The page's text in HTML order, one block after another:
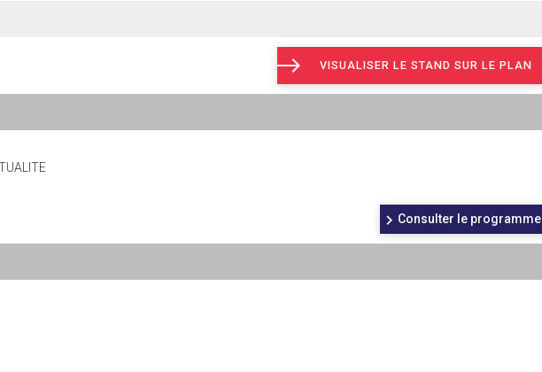
VISUALISER LE STAND SUR LE PLAN
Consulter le programme